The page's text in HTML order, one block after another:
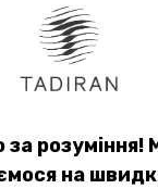
розуміння!
на